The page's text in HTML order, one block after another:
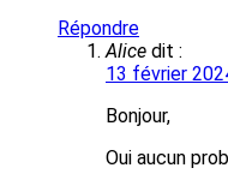
Répondre
Alice dit :
13 février
Bonjour,
Oui aucun